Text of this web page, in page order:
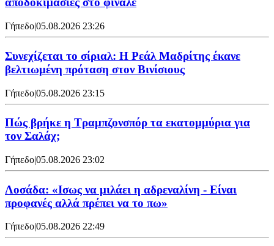
Γήπεδο|05.08.2026 23:26
Συνεχίζεται το σίριαλ: Η Ρεάλ Μαδρίτης έκανε
βελτιωμένη πρόταση στον Βινίσιους
Γήπεδο|05.08.2026 23:15
Πώς βρήκε η Τραμπζονσπόρ τα εκατομμύρια για
τον Σαλάχ;
Γήπεδο|05.08.2026 23:02
Λοσάδα: «Ισως να μιλάει η αδρεναλίνη - Είναι
προφανές αλλά πρέπει να το πω»
Γήπεδο|05.08.2026 22:49